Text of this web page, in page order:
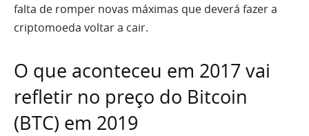
falta de romper novas máximas que deverá fazer a
criptomoeda voltar a cair.
O que aconteceu em 2017 vai
refletir no preço do Bitcoin
(BTC) em 2019